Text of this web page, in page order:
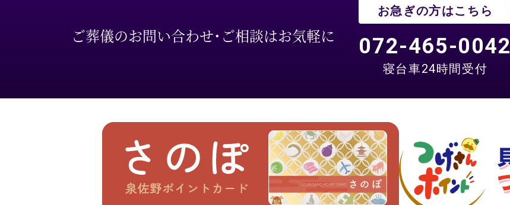
ご葬儀のお問い合わせ・ご相談はお気軽に
お急ぎの方はこちら
072-465-0042
寝台車24時間受付